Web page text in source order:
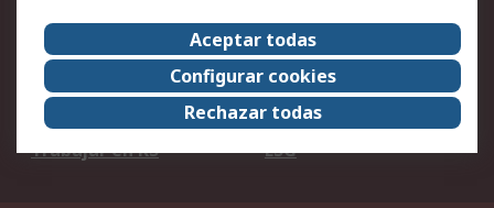
Acerca de RS
Acerca de RS
RS Group
RS en el mundo
Sala de prensa
Trabajar en RS
ESG
Aceptar todas
Configurar cookies
Rechazar todas